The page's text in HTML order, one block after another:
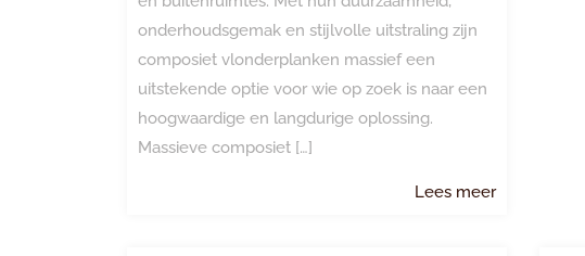
onderhoudsgemak en stijlvolle uitstraling zijn
composiet vlonderplanken massief een
uitstekende optie voor wie op zoek is naar een
hoogwaardige en langdurige oplossing.
Massieve composiet […]
Lees meerLees